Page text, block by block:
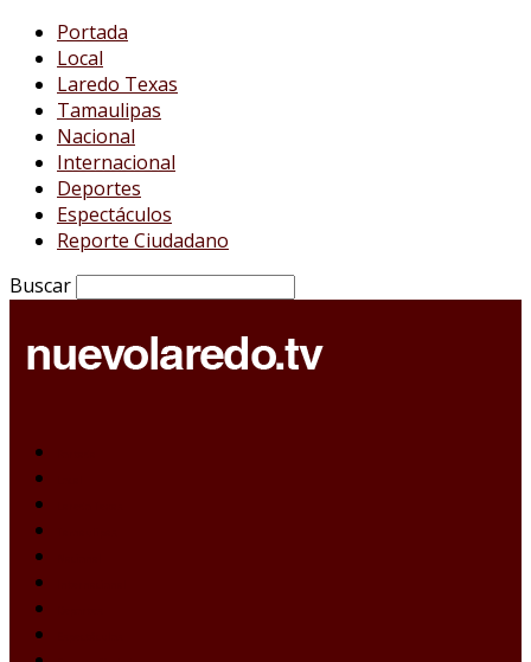
Portada
Local
Laredo Texas
Tamaulipas
Nacional
Internacional
Deportes
Espectáculos
Reporte Ciudadano
Buscar